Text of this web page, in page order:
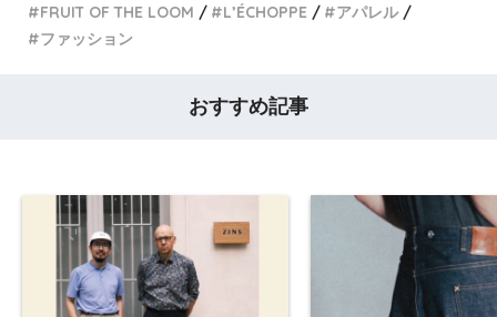
FRUIT OF THE LOOM
L’ÉCHOPPE
アパレル
ファッション
おすすめ記事